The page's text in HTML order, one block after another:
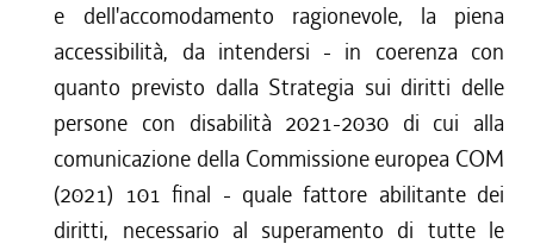
e dell'accomodamento ragionevole, la piena
accessibilità, da intendersi - in coerenza con
quanto previsto dalla Strategia sui diritti delle
persone con disabilità 2021-2030 di cui alla
comunicazione della Commissione europea COM
(2021) 101 final - quale fattore abilitante dei
diritti, necessario al superamento di tutte le